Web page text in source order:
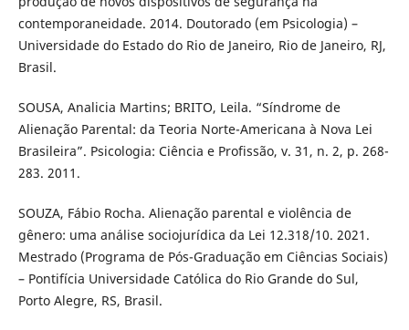
contemporaneidade. 2014. Doutorado (em Psicologia) –
Universidade do Estado do Rio de Janeiro, Rio de Janeiro, RJ,
Brasil.
SOUSA, Analicia Martins; BRITO, Leila. “Síndrome de
Alienação Parental: da Teoria Norte-Americana à Nova Lei
Brasileira”. Psicologia: Ciência e Profissão, v. 31, n. 2, p. 268-
283. 2011.
SOUZA, Fábio Rocha. Alienação parental e violência de
gênero: uma análise sociojurídica da Lei 12.318/10. 2021.
Mestrado (Programa de Pós-Graduação em Ciências Sociais)
– Pontifícia Universidade Católica do Rio Grande do Sul,
Porto Alegre, RS, Brasil.